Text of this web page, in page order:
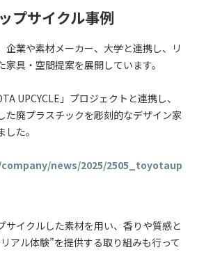
プサイクル事例
企業や素材メーカー、大学と連携し、リ
具・空間提案を展開しています。
UPCYCLE」プロジェクトと連携し、
た廃プラスチックを彫刻的なデザイン家
た。
news/2025/2505_toyotaup
サイクルした素材を用い、香りや質感と
アル体験”を提供する取り組みも行って